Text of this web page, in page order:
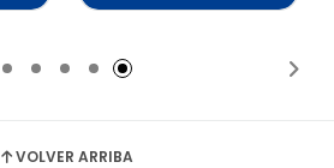
VOLVER ARRIBA